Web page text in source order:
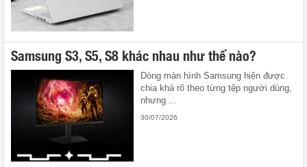
Samsung S3, S5, S8 khác nhau như thế nào?
Dòng màn hình Samsung hiện được
chia khá rõ theo từng tệp người dùng,
nhưng ...
30/07/2026